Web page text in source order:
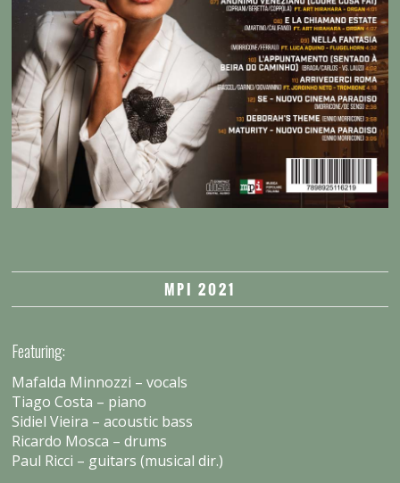
MPI 2021
Featuring:
Mafalda Minnozzi – vocals
Tiago Costa – piano
Sidiel Vieira – acoustic bass
Ricardo Mosca – drums
Paul Ricci – guitars (musical dir.)